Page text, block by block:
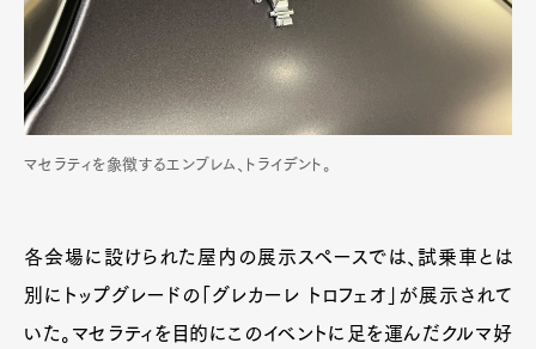
マセラティを象徴するエンブレム、トライデント。
各会場に設けられた屋内の展示スペースでは、試乗車とは
別にトップグレードの「グレカーレ トロフェオ」が展示されて
いた。マセラティを目的にこのイベントに足を運んだクルマ好